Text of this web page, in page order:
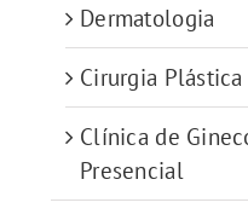
Dermatologia
Cirurgia Plástica
Clínica de
Presencial